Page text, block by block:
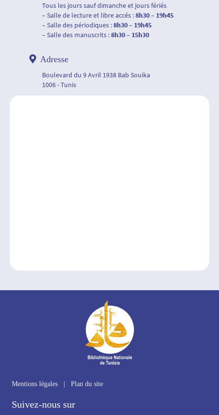
Tous les jours sauf dimanche et jours fériés
– Salle de lecture et libre accés :8h30 – 19h45
– Salle des périodiques :8h30 – 19h45
– Salle des manuscrits :8h30 – 15h30
Adresse
Boulevard du 9 Avril 1938 Bab Souika
1006 - Tunis
Mentions légales Plan du site
Suivez-nous sur